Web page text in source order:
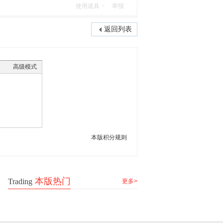
使用道具 举报
返回列表
高级模式
本版积分规则
Trading 本版热门 更多>